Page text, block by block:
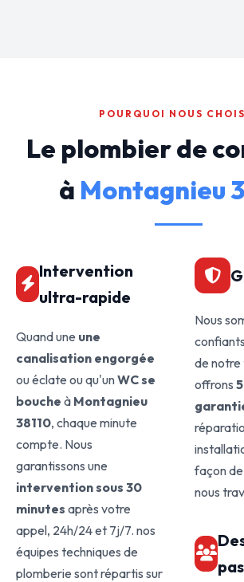
POURQUOI NOUS
Le plombier de
à Montagnieu
Intervention
ultra-rapide
Quand une une
canalisation engorgée
ou éclate ou qu'unWC se
bouche à Montagnieu
38110, chaque minute
compte. Nous
garantissons une
intervention sous 30
minutes après votre
appel, 24h/24 et 7j/7. nos
équipes techniques de
plomberie sont répartis sur
Nous
de notre
offrons
façon
nous